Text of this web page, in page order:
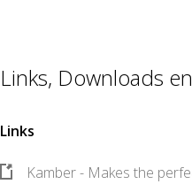
Links, Downloads
Links
Kamber - Makes the